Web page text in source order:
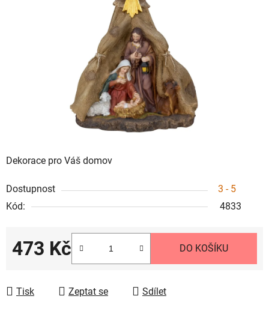
Dekorace pro Váš domov
Dostupnost
3 - 5
Kód:
4833
473 Kč DO KOŠÍKU
Tisk Zeptat se Sdílet